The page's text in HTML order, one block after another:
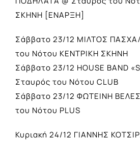
ΣΚΗΝΗ [ΕΝΑΡΞΗ]
Σάββατο 23/12 ΜΙΛΤΟΣ
του Νότου ΚΕΝΤΡΙΚΗ ΣΚΗΝΗ
Σάββατο 23/12 HOUSE BAND
Σταυρός του Νότου CLUB
Σάββατο 23/12 ΦΩΤΕΙΝΗ
του Νότου PLUS
Κυριακή 24/12 ΓΙΑΝΝΗΣ